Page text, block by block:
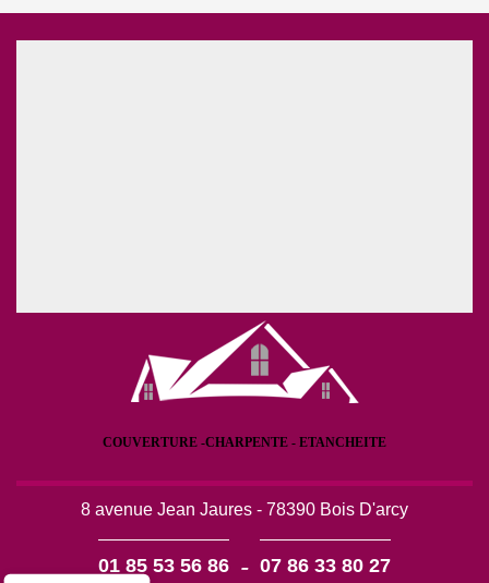
COUVERTURE -CHARPENTE - ETANCHEITE
8 avenue Jean Jaures - 78390 Bois D'arcy
01 85 53 56 86 - 07 86 33 80 27